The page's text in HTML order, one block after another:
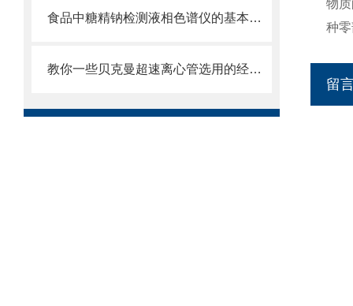
食品中糖精钠检测液相色谱仪的基本功能
教你一些贝克曼超速离心管选用的经验技巧
物
种
留